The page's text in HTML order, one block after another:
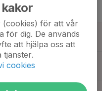
(cookies) för att vår
för dig. De används
att hjälpa oss att
tjänster.
cookies